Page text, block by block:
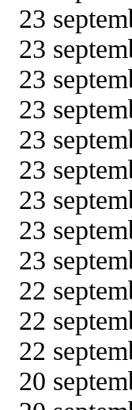
23
23
23
23
23
23
23
23
23
22
22
22
20